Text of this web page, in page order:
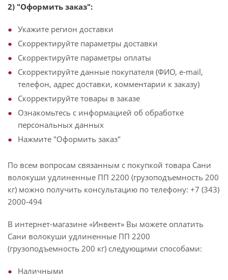
2) "Оформить заказ":
Укажите регион доставки
Скорректируйте параметры доставки
Скорректируйте параметры оплаты
Скорректируйте данные покупателя (ФИО, e-mail,
телефон, адрес доставки, комментарии к заказу)
Скорректируйте товары в заказе
Ознакомьтесь с информацией об обработке
персональных данных
Нажмите "Оформить заказ"
По всем вопросам связанным с покупкой товара Сани
волокуши удлиненные ПП 2200 (грузоподъемность 200
кг) можно получить консультацию по телефону: +7 (343)
2000-494
В интернет-магазине «Инвент» Вы можете оплатить
Сани волокуши удлиненные ПП 2200
(грузоподъемность 200 кг) следующими способами:
Наличными